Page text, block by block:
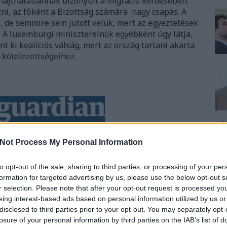
Process My Personal Information
opt-out of the sale, sharing to third parties, or processing of your
for targeted advertising by us, please use the below opt-out
selection. Please note that after your opt-out request is processed
interest-based ads based on personal information utilized by us
to third parties prior to your opt-out. You may separately
of your personal information by third parties on the IAB’s list of
az főként a Bizottság számára nagy csapás. A
semmire sem jutott velük, mert az egyeztetések
luxemburgi miniszterelnök egyébként úgy látja,
ki koalíciós válság, mert az ország tartani akarta
kormány képviseletében Szíjjártó Péter azon
veszteség éri a józan hozzáállást az unión
a manchesteri főkonzulátus megnyitása
hogy Magyarország számára a Brexit a lehető
a jó az volna, hogy a szigetország nem lép ki, a
Hozzátette, hogyLondon nélkül még inkább
állásponttal szemben. Szerinte az Egyesült
meg olyan alapkérdésekben, mint a